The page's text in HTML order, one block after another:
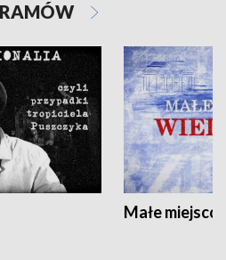
Małe